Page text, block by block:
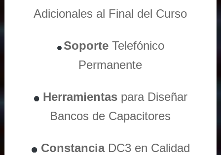
Adicionales al Final del Curso
Soporte Telefónico
Permanente
Herramientas para Diseñar
Bancos de Capacitores
ConstanciaDC3 en Calidad